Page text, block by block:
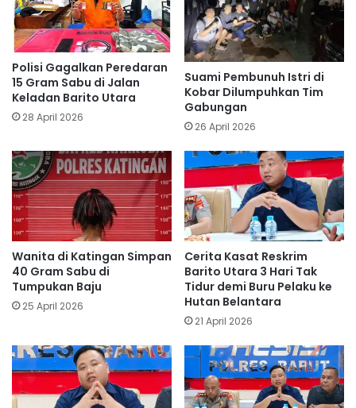
Polisi Gagalkan Peredaran
15 Gram Sabu di Jalan
Keladan Barito Utara
28 April 2026
Suami Pembunuh Istri di
Kobar Dilumpuhkan Tim
Gabungan
26 April 2026
Wanita di Katingan Simpan
40 Gram Sabu di
Tumpukan Baju
25 April 2026
Cerita Kasat Reskrim
Barito Utara 3 Hari Tak
Tidur demi Buru Pelaku ke
Hutan Belantara
21 April 2026